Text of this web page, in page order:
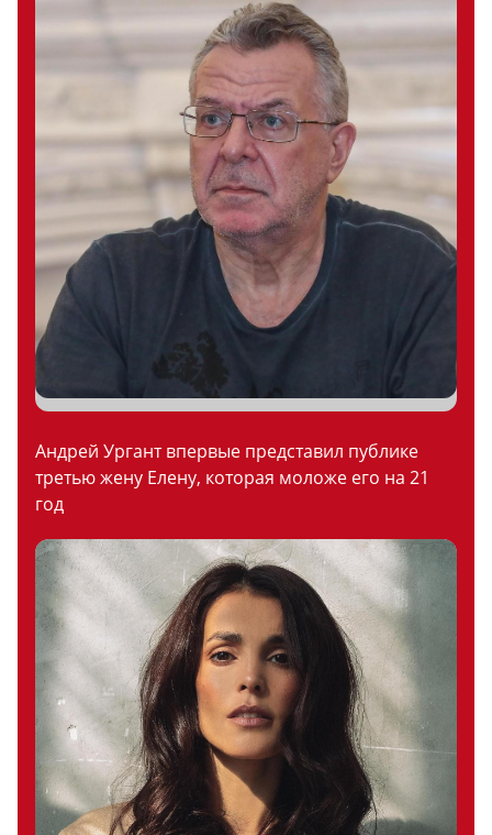
Андрей Ургант впервые представил публике
третью жену Елену, которая моложе его на 21
год